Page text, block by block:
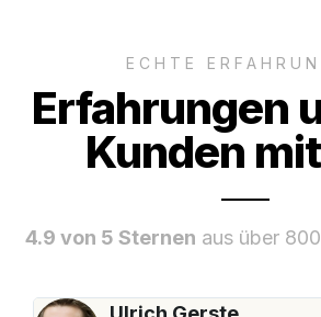
ECHTE
Erfahrungen
Kunden
4.9 von 5 Sternen aus über